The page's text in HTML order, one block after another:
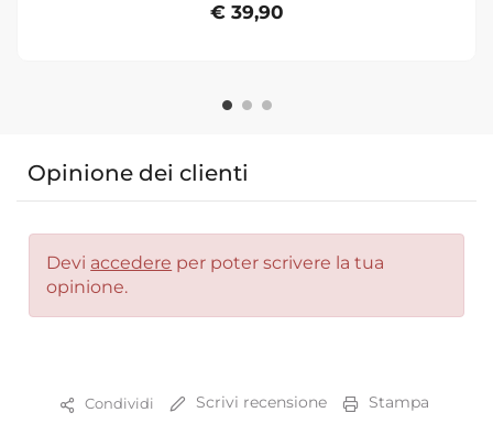
€ 39,90
Opinione dei clienti
Devi accedere per poter scrivere la tua
opinione.
Condividi Scrivi recensione Stampa